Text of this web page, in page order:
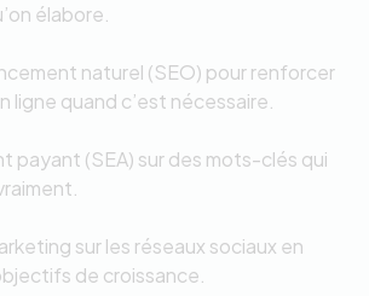
élabore.
naturel (SEO) pour renforcer
ligne quand c’est nécessaire.
payant (SEA) sur des mots-clés qui
sur les réseaux sociaux en
de croissance.